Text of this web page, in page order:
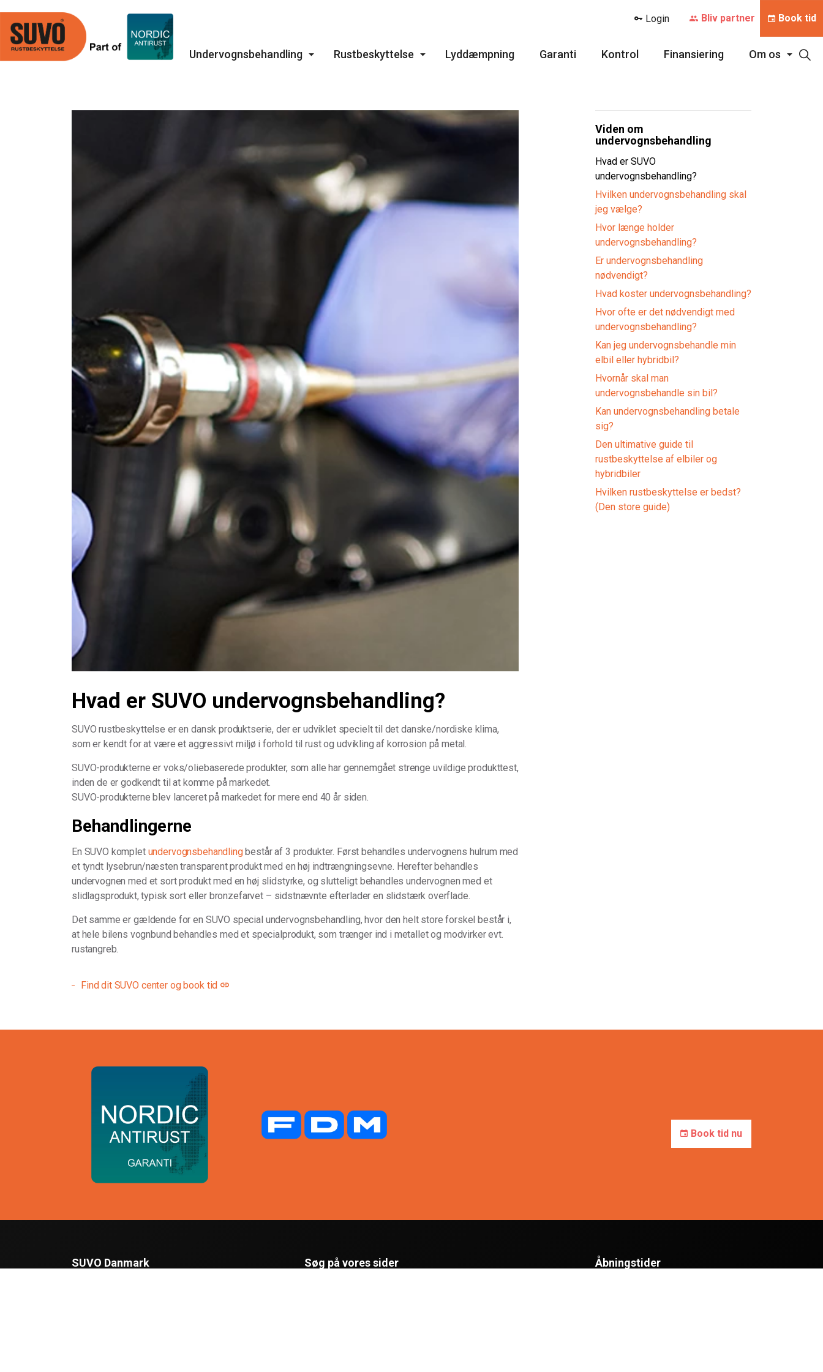
Undervognsbehandling Rustbeskyttelse Lyddæmpning Garanti Kontrol Finansiering Om os
Login Bliv partner Book tid
Hvad er SUVO undervognsbehandling?
SUVO rustbeskyttelse er en dansk produktserie, der er udviklet specielt til det danske/nordiske klima,
som er kendt for at være et aggressivt miljø i forhold til rust og udvikling af korrosion på metal.
SUVO-produkterne er voks/oliebaserede produkter, som alle har gennemgået strenge uvildige produkttest,
inden de er godkendt til at komme på markedet.
SUVO-produkterne blev lanceret på markedet for mere end 40 år siden.
Behandlingerne
En SUVO komplet undervognsbehandlingbestår af 3 produkter. Først behandles undervognens hulrum med
et tyndt lysebrun/næsten transparent produkt med en høj indtrængningsevne. Herefter behandles
undervognen med et sort produkt med en høj slidstyrke, og slutteligt behandles undervognen med et
slidlagsprodukt, typisk sort eller bronzefarvet – sidstnævnte efterlader en slidstærk overflade.
Det samme er gældende for en SUVO special undervognsbehandling, hvor den helt store forskel består i,
at hele bilens vognbund behandles med et specialprodukt, som trænger ind i metallet og modvirker evt.
rustangreb.
Find dit SUVO center og book tid
Viden om
undervognsbehandling
Hvad er SUVO
undervognsbehandling?
Hvilken undervognsbehandling skal
jeg vælge?
Hvor længe holder
undervognsbehandling?
Er undervognsbehandling
nødvendigt?
Hvad koster undervognsbehandling?
Hvor ofte er det nødvendigt med
undervognsbehandling?
Kan jeg undervognsbehandle min
elbil eller hybridbil?
Hvornår skal man
undervognsbehandle sin bil?
Kan undervognsbehandling betale
sig?
Den ultimative guide til
rustbeskyttelse af elbiler og
hybridbiler
Hvilken rustbeskyttelse er bedst?
(Den store guide)
Book tid nu
SUVO Danmark Søg på vores sider Åbningstider